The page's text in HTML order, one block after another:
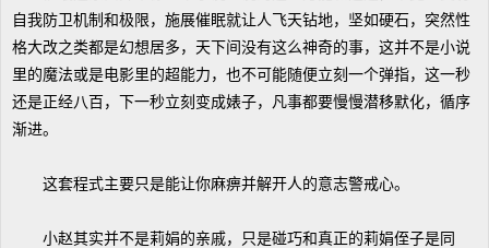
自我防卫机制和极限，施展催眠就让人飞天钻地，坚如硬石，突然性
格大改之类都是幻想居多，天下间没有这么神奇的事，这并不是小说
里的魔法或是电影里的超能力，也不可能随便立刻一个弹指，这一秒
还是正经八百，下一秒立刻变成婊子，凡事都要慢慢潜移默化，循序
渐进。
这套程式主要只是能让你麻痹并解开人的意志警戒心。
小赵其实并不是莉娟的亲戚，只是碰巧和真正的莉娟侄子是同